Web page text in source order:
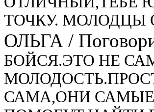
ТОЧКУ. МОЛОДЦЫ
ОЛЬГА /
БОЙСЯ.ЭТО НЕ
САМА,ОНИ